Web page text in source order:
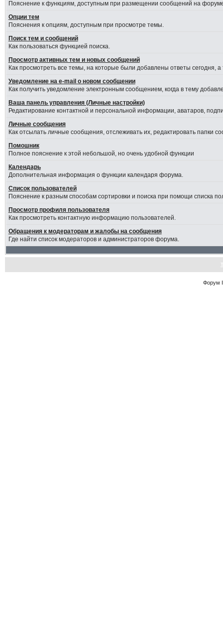
Пояснение к функциям, доступным при размещении сообщений на
Опции тем
Пояснения к опциям, доступным при просмотре темы.
Поиск тем и сообщений
Как пользоваться функцией поиска.
Просмотр активных тем и новых сообщений
Как просмотреть все темы, на которые были добавлены ответы сегодня,
Уведомление на е-mail о новом сообщении
Как получить уведомление электронным сообщением, когда в тему
Ваша панель управления (Личные настройки)
Редактирование контактной и персональной информации, аватаров,
Личные сообщения
Как отсылать личные сообщения, отслеживать их, редактировать папки
Помошник
Полное пояснение к этой небольшой, но очень удобной функции
Календарь
Дополнительная информация о функции календаря форума.
Список пользователей
Пояснение к разным способам сортировки и поиска при помощи списка
Просмотр профиля пользователя
Как просмотреть контактную информацию пользователей.
Обращения к модераторам и жалобы на сообщения
Где найти список модераторов и администраторов форума.
Форум